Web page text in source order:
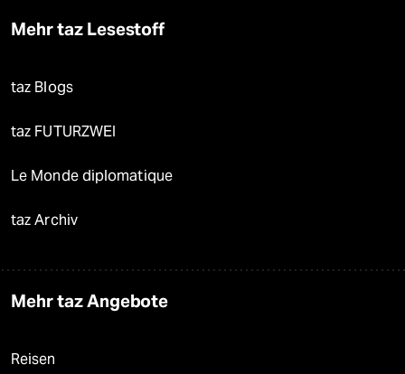
Mehr taz Lesestoff
taz Blogs
taz FUTURZWEI
Le Monde diplomatique
taz Archiv
Mehr taz Angebote
Reisen